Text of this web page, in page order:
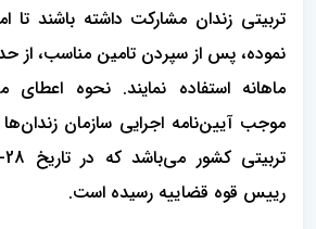
تربیتی زندان مشارکت داشته باشند تا
نموده، پس از سپردن تامین مناسب، از
ماهانه استفاده نمایند. نحوه اعطای
موجب آیین‌نامه اجرایی سازمان
رییس قوه قضاییه رسیده است.